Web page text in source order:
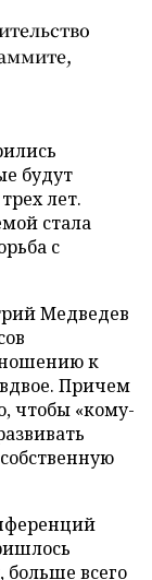
будут
лет.
стала
с
Медведев
к
вдвое. Причем
чтобы «кому-
больше всего